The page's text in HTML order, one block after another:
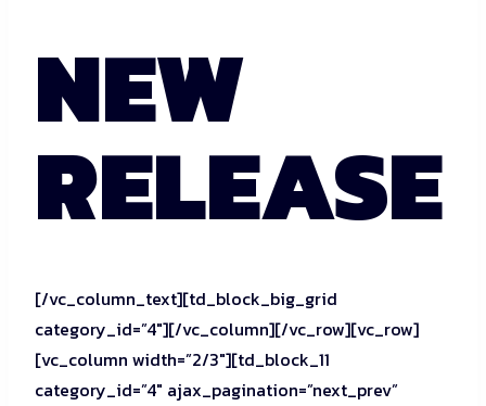
NEW
RELEASE
[/vc_column_text][td_block_big_grid
category_id=”4″][/vc_column][/vc_row][vc_row]
[vc_column width=”2/3″][td_block_11
category_id=”4″ ajax_pagination=”next_prev”